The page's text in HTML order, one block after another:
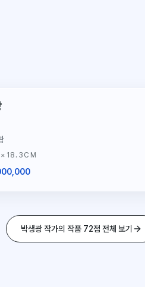
박생광 작가의 작품 72점 전체 보기